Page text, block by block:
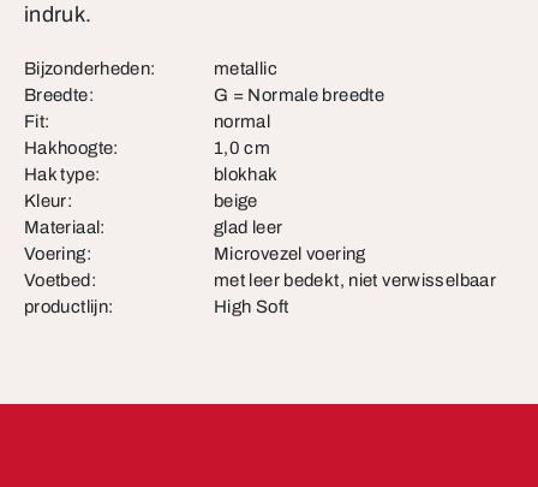
indruk.
Bijzonderheden:
metallic
Breedte:
G = Normale breedte
Fit:
normal
Hakhoogte:
1,0 cm
Hak type:
blokhak
Kleur:
beige
Materiaal:
glad leer
Voering:
Microvezel voering
Voetbed:
met leer bedekt, niet verwisselbaar
productlijn:
High Soft